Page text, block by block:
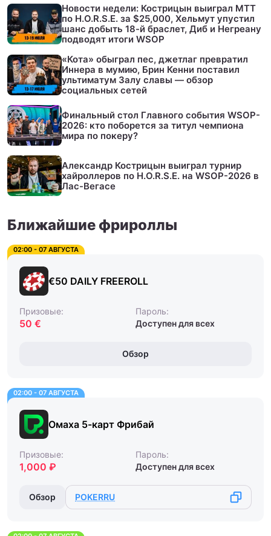
Новости недели: Кострицын выиграл МТТ
по H.O.R.S.E. за $25,000, Хельмут упустил
шанс добыть 18-й браслет, Диб и Негреану
подводят итоги WSOP
«Кота» обыграл пес, джетлаг превратил
Иннера в мумию, Брин Кенни поставил
ультиматум Залу славы — обзор
социальных сетей
Финальный стол Главного события WSOP-
2026: кто поборется за титул чемпиона
мира по покеру?
Александр Кострицын выиграл турнир
хайроллеров по H.O.R.S.E. на WSOP-2026 в
Лас-Вегасе
Ближайшие фрироллы
02:00 - 07 АВГУСТА
€50 DAILY FREEROLL
Призовые:
50 €
Пароль:
Доступен для всех
Обзор
02:00 - 07 АВГУСТА
Омаха 5-карт Фрибай
Призовые:
1,000 ₽
Пароль:
Доступен для всех
Обзор POKERRU